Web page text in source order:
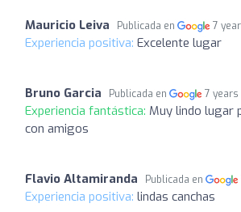
Mauricio Leiva Publicada en 7
Experiencia positiva: Excelente lugar
Bruno Garcia Publicada en 7 years
Experiencia fantástica: Muy lindo lugar
con amigos
Flavio Altamiranda Publicada en
Experiencia positiva: lindas canchas